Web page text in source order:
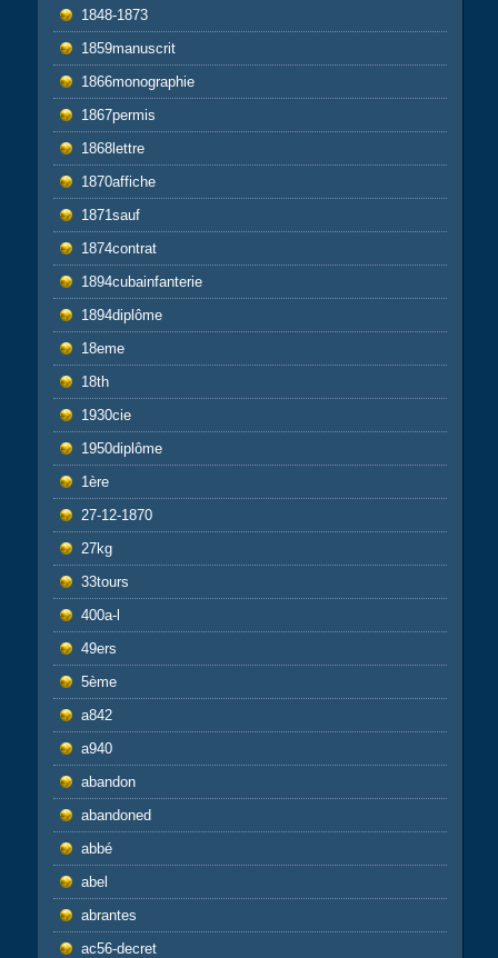
1848-1873
1859manuscrit
1866monographie
1867permis
1868lettre
1870affiche
1871sauf
1874contrat
1894cubainfanterie
1894diplôme
18eme
18th
1930cie
1950diplôme
1ère
27-12-1870
27kg
33tours
400a-l
49ers
5ème
a842
a940
abandon
abandoned
abbé
abel
abrantes
ac56-decret